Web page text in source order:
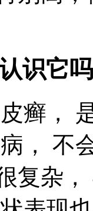
识它
癣，
， 不
复杂